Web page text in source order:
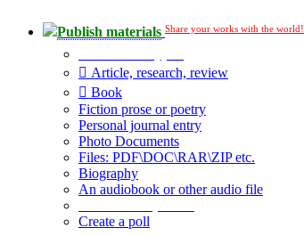
Publish materials Share your works with the world!
Article, research, review
Book
Fiction prose or poetry
Personal journal entry
Photo Documents
Files: PDF\DOC\RAR\ZIP etc.
Biography
An audiobook or other audio file
Create a poll